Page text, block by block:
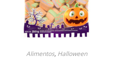
Alimentos, Halloween